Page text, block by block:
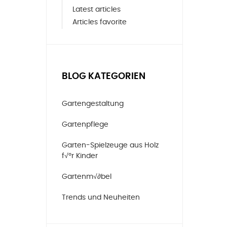
Latest articles
Articles favorite
BLOG KATEGORIEN
Gartengestaltung
Gartenpflege
Garten-Spielzeuge aus Holz
f√ºr Kinder
Gartenm√∂bel
Trends und Neuheiten